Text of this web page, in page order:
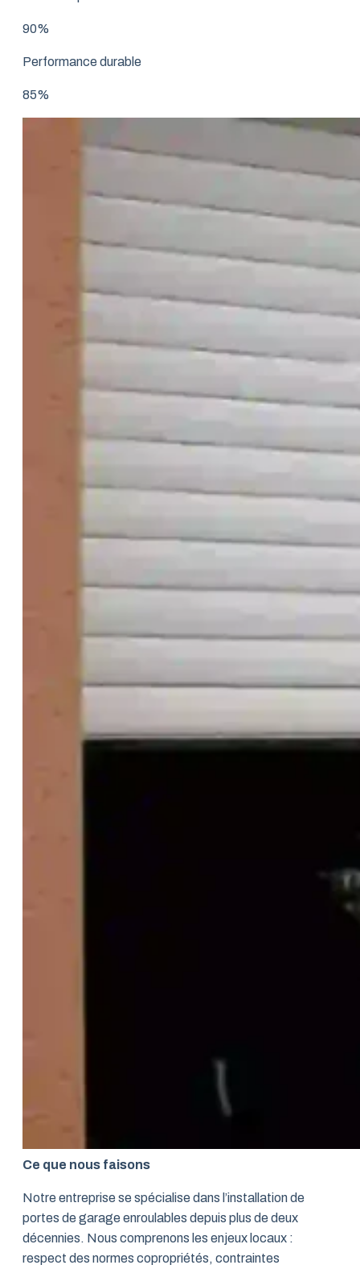
90%
Performance durable
85%
Ce que nous faisons
Notre entreprise se spécialise dans l’installation de
portes de garage enroulables depuis plus de deux
décennies. Nous comprenons les enjeux locaux :
respect des normes copropriétés, contraintes